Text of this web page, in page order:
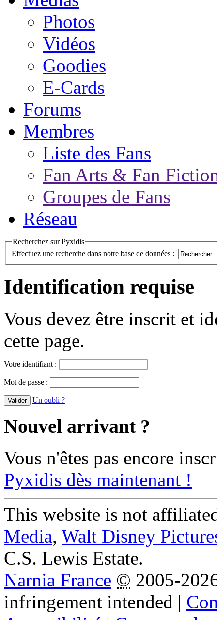
Photos
Vidéos
Goodies
E-Cards
Forums
Membres
Liste des Fans
Fan Arts & Fan
Groupes de Fans
Réseau
Recherchez sur Pyxidis
Effectuez une recherche dans notre base de données :
Identification requise
Vous devez être inscrit et
cette page.
Votre identifiant :
Mot de passe :
Un oubli ?
Nouvel arrivant ?
Vous n'êtes pas encore
Pyxidis dès maintenant !
This website is not
Media, Walt Disney
C.S. Lewis Estate.
Narnia France © 2005-
infringement intended |